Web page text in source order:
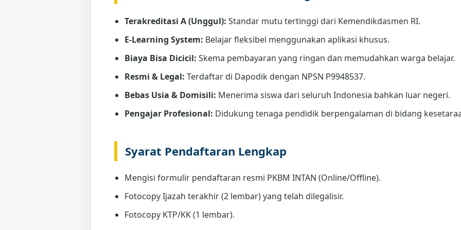
Terakreditasi A (Unggul): Standar mutu tertinggi dari Kemendikdasmen RI.
E-Learning System: Belajar fleksibel menggunakan aplikasi khusus.
Biaya Bisa Dicicil: Skema pembayaran yang ringan dan memudahkan warga belajar.
Resmi & Legal: Terdaftar di Dapodik dengan NPSN P9948537.
Bebas Usia & Domisili: Menerima siswa dari seluruh Indonesia bahkan luar negeri.
Pengajar Profesional: Didukung tenaga pendidik berpengalaman di bidang
Syarat Pendaftaran Lengkap
Mengisi formulir pendaftaran resmi PKBM INTAN (Online/Offline).
Fotocopy Ijazah terakhir (2 lembar) yang telah dilegalisir.
Fotocopy KTP/KK (1 lembar).